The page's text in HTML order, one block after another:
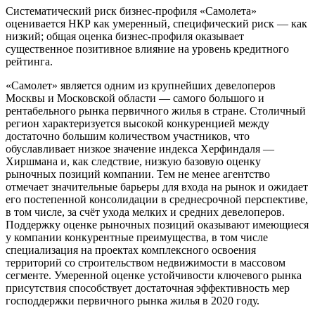
Систематический риск бизнес-профиля «Самолета»
оценивается НКР как умеренный, специфический риск — как
низкий; общая оценка бизнес-профиля оказывает
существенное позитивное влияние на уровень кредитного
рейтинга.
«Самолет» является одним из крупнейших девелоперов
Москвы и Московской области — самого большого и
рентабельного рынка первичного жилья в стране. Столичный
регион характеризуется высокой конкуренцией между
достаточно большим количеством участников, что
обуславливает низкое значение индекса Херфиндаля —
Хиршмана и, как следствие, низкую базовую оценку
рыночных позиций компании. Тем не менее агентство
отмечает значительные барьеры для входа на рынок и ожидает
его постепенной консолидации в среднесрочной перспективе,
в том числе, за счёт ухода мелких и средних девелоперов.
Поддержку оценке рыночных позиций оказывают имеющиеся
у компании конкурентные преимущества, в том числе
специализация на проектах комплексного освоения
территорий со строительством недвижимости в массовом
сегменте. Умеренной оценке устойчивости ключевого рынка
присутствия способствует достаточная эффективность мер
господдержки первичного рынка жилья в 2020 году.